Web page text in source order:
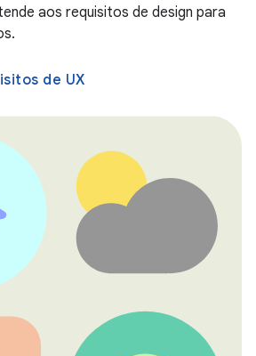
aos requisitos de design para
de UX